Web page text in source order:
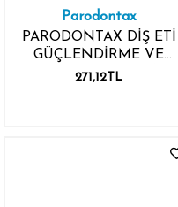
Parodontax
PARODONTAX DİŞ ETİ
GÜÇLENDİRME VE
KORUMA 75ML DİŞ
271,12TL